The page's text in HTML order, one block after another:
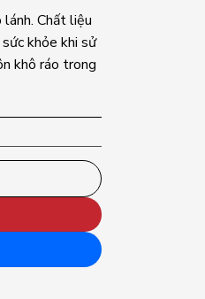
Chất liệu
khỏe khi sử
khô ráo trong
giới thu hút cùng nụ cười toả